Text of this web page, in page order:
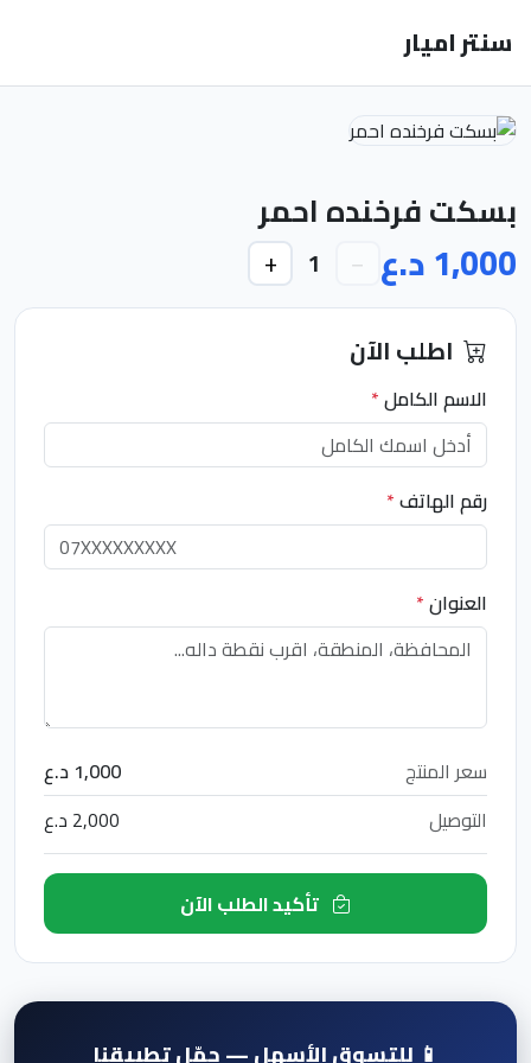
سنتر اميار
بسكت فرخنده احمر
1,000 د.ع −
1
+
اطلب الآن
الاسم الكامل*
رقم الهاتف*
العنوان*
سعر المنتج
1,000 د.ع
التوصيل
2,000 د.ع
📱 للتسوق الأسهل — حمّل تطبيقنا